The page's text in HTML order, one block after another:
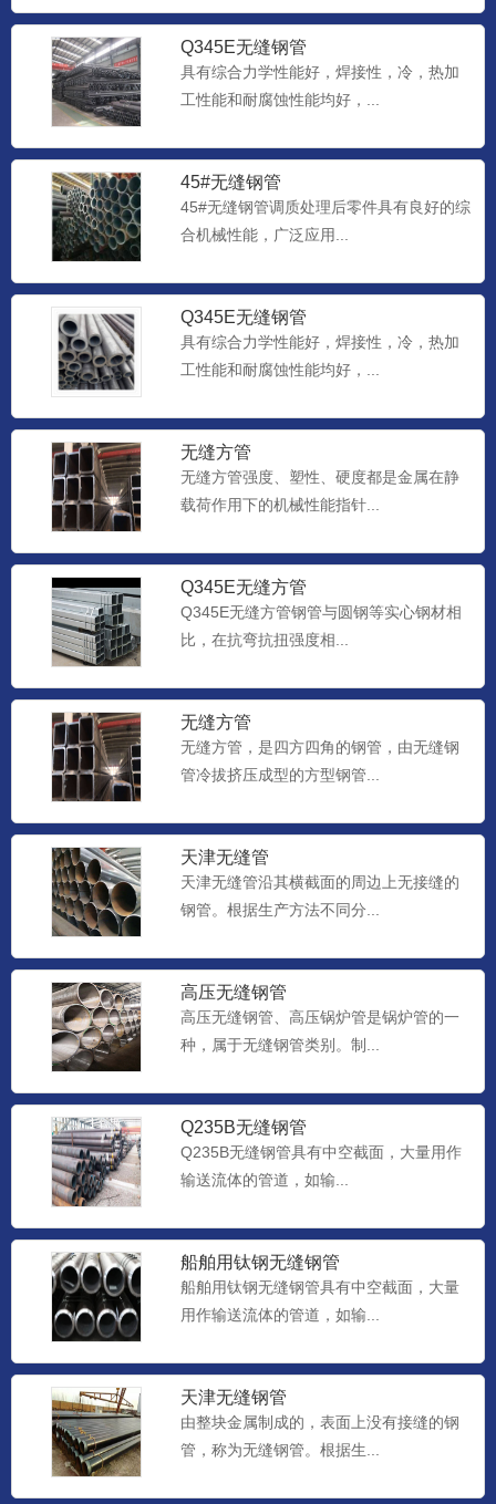
Q345E无缝钢管
具有综合力学性能好，焊接性，冷，热加
工性能和耐腐蚀性能均好，...
45#无缝钢管
45#无缝钢管调质处理后零件具有良好的综
合机械性能，广泛应用...
Q345E无缝钢管
具有综合力学性能好，焊接性，冷，热加
工性能和耐腐蚀性能均好，...
无缝方管
无缝方管强度、塑性、硬度都是金属在静
载荷作用下的机械性能指针...
Q345E无缝方管
Q345E无缝方管钢管与圆钢等实心钢材相
比，在抗弯抗扭强度相...
无缝方管
无缝方管，是四方四角的钢管，由无缝钢
管冷拔挤压成型的方型钢管...
天津无缝管
天津无缝管沿其横截面的周边上无接缝的
钢管。根据生产方法不同分...
高压无缝钢管
高压无缝钢管、高压锅炉管是锅炉管的一
种，属于无缝钢管类别。制...
Q235B无缝钢管
Q235B无缝钢管具有中空截面，大量用作
输送流体的管道，如输...
船舶用钛钢无缝钢管
船舶用钛钢无缝钢管具有中空截面，大量
用作输送流体的管道，如输...
天津无缝钢管
由整块金属制成的，表面上没有接缝的钢
管，称为无缝钢管。根据生...